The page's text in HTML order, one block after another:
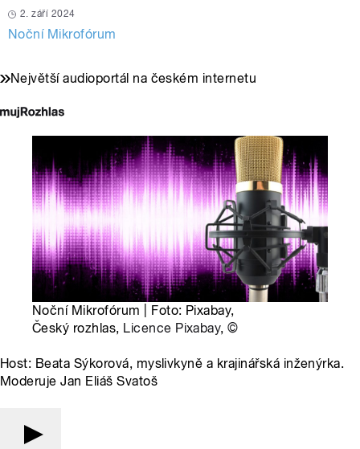
2. září 2024
Noční Mikrofórum
Největší audioportál na českém internetu
Noční Mikrofórum | Foto: Pixabay,
Český rozhlas, Licence Pixabay,©
Host: Beata Sýkorová, myslivkyně a krajinářská inženýrka.
Moderuje Jan Eliáš Svatoš